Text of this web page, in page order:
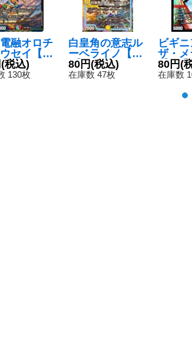
融オロチ
セイ【S
1
》
(税込)
130枚
白皇角の意志ル
ーベライノ【S
R】{EX05S3/S1
0}《GR》
80円(税込)
在庫数 47枚
ビギニ
ザ・メ
【SR
6}《火
80円(
在庫数